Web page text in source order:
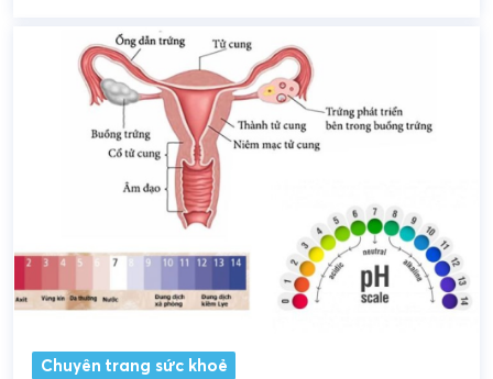
Chuyên trang sức khoẻ